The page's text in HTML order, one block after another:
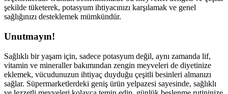
şekilde tüketerek, potasyum ihtiyacınızı karşılamak ve genel
sağlığınızı desteklemek mümkündür.
Unutmayın!
Sağlıklı bir yaşam için, sadece potasyum değil, aynı zamanda lif,
vitamin ve mineraller bakımından zengin meyveleri de diyetinize
eklemek, vücudunuzun ihtiyaç duyduğu çeşitli besinleri almanızı
sağlar. Süpermarketlerdeki geniş ürün yelpazesi sayesinde, sağlıklı